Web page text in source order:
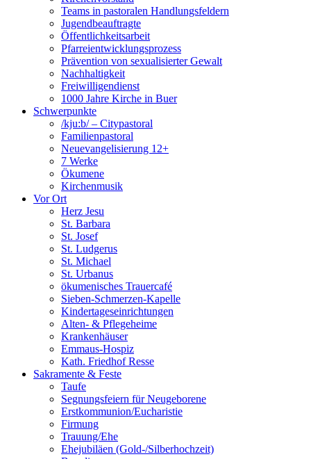
Teams in pastoralen Handlungsfeldern
Jugendbeauftragte
Öffentlichkeitsarbeit
Pfarreientwicklungsprozess
Prävention von sexualisierter Gewalt
Nachhaltigkeit
Freiwilligendienst
1000 Jahre Kirche in Buer
Schwerpunkte
/kju:b/ – Citypastoral
Familienpastoral
Neuevangelisierung 12+
7 Werke
Ökumene
Kirchenmusik
Vor Ort
Herz Jesu
St. Barbara
St. Josef
St. Ludgerus
St. Michael
St. Urbanus
ökumenisches Trauercafé
Sieben-Schmerzen-Kapelle
Kindertageseinrichtungen
Alten- & Pflegeheime
Krankenhäuser
Emmaus-Hospiz
Kath. Friedhof Resse
Sakramente & Feste
Taufe
Segnungsfeiern für Neugeborene
Erstkommunion/Eucharistie
Firmung
Trauung/Ehe
Ehejubiläen (Gold-/Silberhochzeit)